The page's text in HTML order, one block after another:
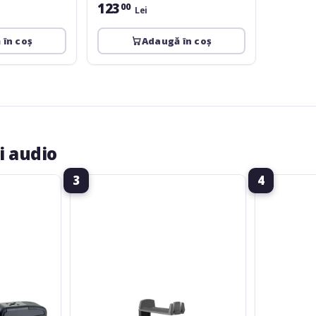
în coș
12300 Lei
Adaugă în coș
audio
3
Gravity
Table-
4
Gravity
Stand-